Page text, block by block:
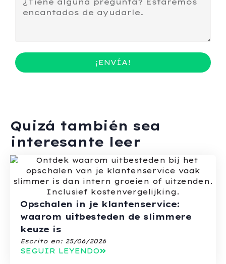
¡ENVÍA!
Quizá también sea
interesante leer
Opschalen in je klantenservice:
waarom uitbesteden de slimmere
keuze is
Escrito en: 25/06/2026
SEGUIR LEYENDO